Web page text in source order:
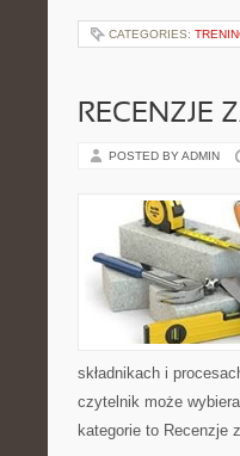
CATEGORIES:
RECENZJE
POSTED BY ADMIN
składnikach i
czytelnik może
kategorie to Recenzje